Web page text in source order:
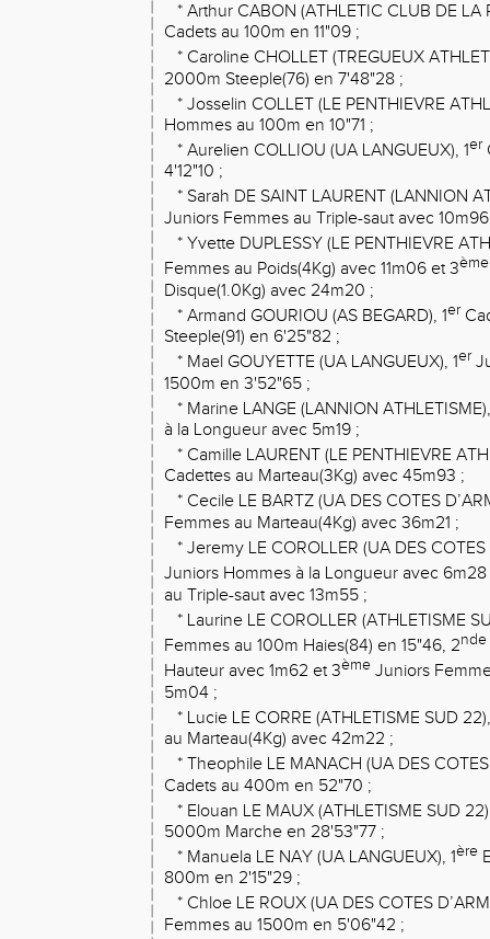
* Arthur CABON (ATHLETIC CLUB DE LA
Cadets au 100m en 11"09 ;
* Caroline CHOLLET (TREGUEUX
2000m Steeple(76) en 7'48"28 ;
* Josselin COLLET (LE PENTHIEVRE
Hommes au 100m en 10"71 ;
* Aurelien COLLIOU (UA LANGUEUX), 1er
4'12"10 ;
* Sarah DE SAINT LAURENT (LANNION
Juniors Femmes au Triple-saut avec
* Yvette DUPLESSY (LE PENTHIEVRE
Femmes au Poids(4Kg) avec 11m06 et 3ème
Disque(1.0Kg) avec 24m20 ;
* Armand GOURIOU (AS BEGARD), 1er
Steeple(91) en 6'25"82 ;
* Mael GOUYETTE (UA LANGUEUX), 1er
1500m en 3'52"65 ;
* Marine LANGE (LANNION
à la Longueur avec 5m19 ;
* Camille LAURENT (LE PENTHIEVRE
Cadettes au Marteau(3Kg) avec 45m93 ;
* Cecile LE BARTZ (UA DES COTES
Femmes au Marteau(4Kg) avec 36m21 ;
* Jeremy LE COROLLER (UA DES COTES
Juniors Hommes à la Longueur avec
au Triple-saut avec 13m55 ;
* Laurine LE COROLLER (ATHLETISME
Femmes au 100m Haies(84) en 15"46, 2nde
Hauteur avec 1m62 et 3ème Juniors
5m04 ;
* Lucie LE CORRE (ATHLETISME SUD
au Marteau(4Kg) avec 42m22 ;
* Theophile LE MANACH (UA DES
Cadets au 400m en 52"70 ;
* Elouan LE MAUX (ATHLETISME SUD
5000m Marche en 28'53"77 ;
* Manuela LE NAY (UA LANGUEUX), 1ère
800m en 2'15"29 ;
* Chloe LE ROUX (UA DES COTES
Femmes au 1500m en 5'06"42 ;